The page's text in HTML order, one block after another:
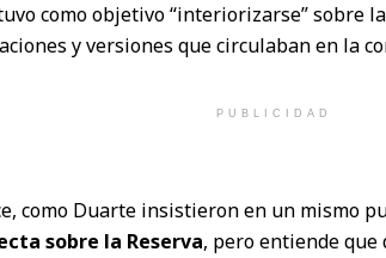
como objetivo “interiorizarse” sobre
y versiones que circulaban en la
PUBLICIDAD
como Duarte insistieron en un mismo
sobre la Reserva, pero entiende